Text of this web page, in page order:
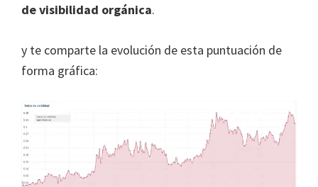
de visibilidad orgánica.
y te comparte la evolución de esta puntuación de
forma gráfica: